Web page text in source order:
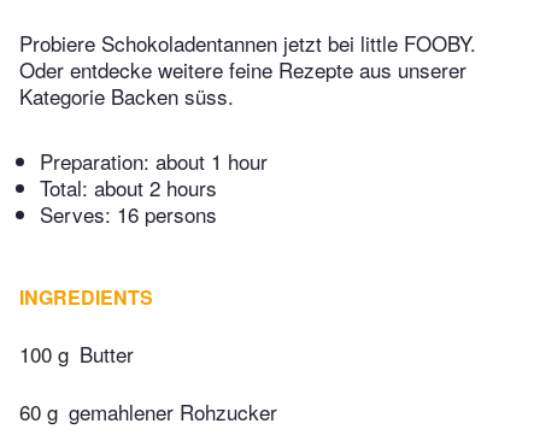
Probiere Schokoladentannen jetzt bei little FOOBY.
Oder entdecke weitere feine Rezepte aus unserer
Kategorie Backen süss.
Preparation: about 1 hour
Total: about 2 hours
Serves: 16 persons
INGREDIENTS
100 g Butter
60 g gemahlener Rohzucker